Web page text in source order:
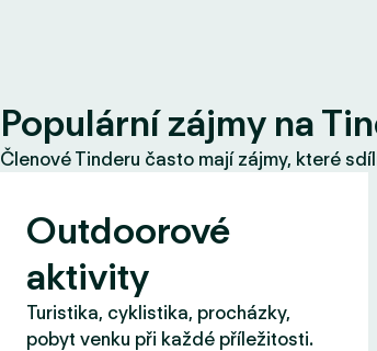
Populární zájmy na
Členové Tinderu často mají zájmy, které
Outdoorové
aktivity
Turistika, cyklistika, procházky,
pobyt venku při každé příležitosti.